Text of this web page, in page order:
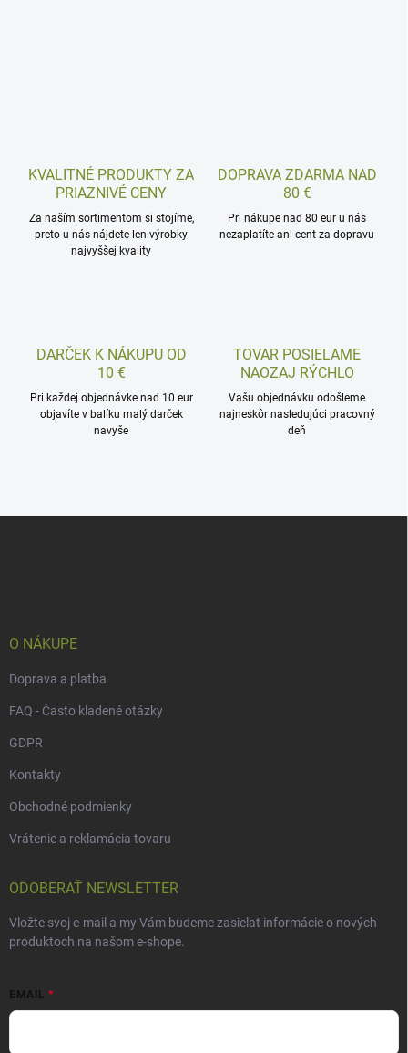
KVALITNÉ PRODUKTY ZA
PRIAZNIVÉ CENY
Za naším sortimentom si stojíme,
preto u nás nájdete len výrobky
najvyššej kvality
DOPRAVA ZDARMA NAD
80 €
Pri nákupe nad 80 eur u nás
nezaplatíte ani cent za dopravu
DARČEK K NÁKUPU OD
10 €
Pri každej objednávke nad 10 eur
objavíte v balíku malý darček
navyše
TOVAR POSIELAME
NAOZAJ RÝCHLO
Vašu objednávku odošleme
najneskôr nasledujúci pracovný
deň
O NÁKUPE
Doprava a platba
FAQ - Často kladené otázky
GDPR
Kontakty
Obchodné podmienky
Vrátenie a reklamácia tovaru
ODOBERAŤ NEWSLETTER
Vložte svoj e-mail a my Vám budeme zasielať informácie o nových
produktoch na našom e-shope.
EMAIL